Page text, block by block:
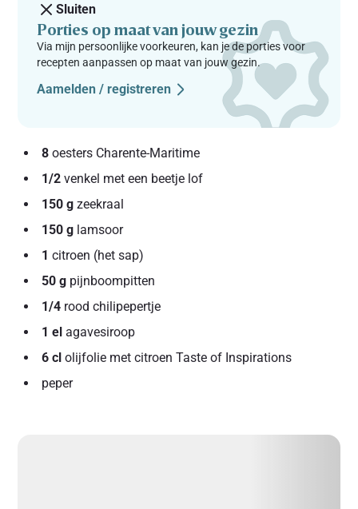
Sluiten
Porties op maat van jouw gezin
Via mijn persoonlijke voorkeuren, kan je de porties voor
recepten aanpassen op maat van jouw gezin.
Aamelden / registreren
8oesters Charente-Maritime
1/2venkel met een beetje lof
150 g zeekraal
150 g lamsoor
1citroen (het sap)
50 g pijnboompitten
1/4 rood chilipepertje
1 el agavesiroop
6 cl olijfolie met citroen Taste of Inspirations
peper